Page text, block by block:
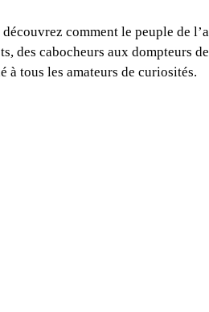
comment le peuple de
des cabocheurs aux dompteurs
à tous les amateurs de curiosités.